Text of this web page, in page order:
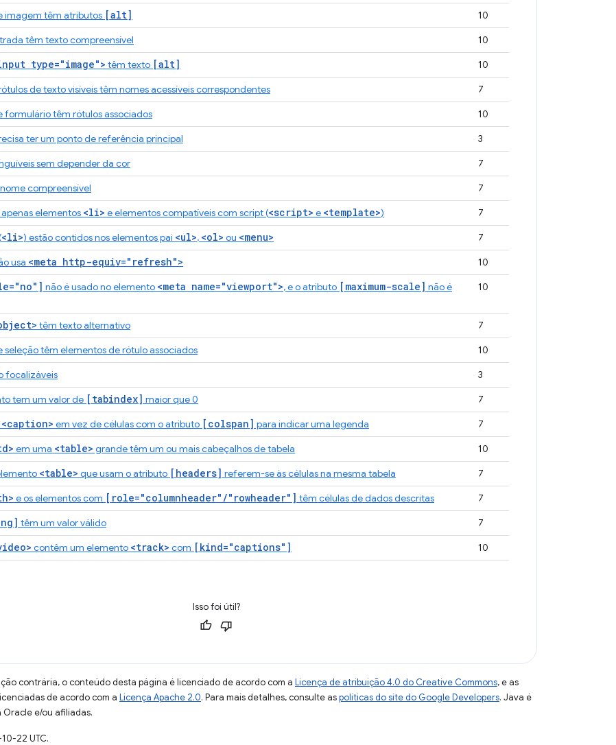
imagem têm atributos [alt]
10
têm texto compreensível
10
type="image"> têm texto [alt]
10
de texto visíveis têm nomes acessíveis correspondentes
7
formulário têm rótulos associados
10
ter um ponto de referência principal
3
sem depender da cor
7
compreensível
7
elementos <li> e elementos compatíveis com script (<script> e <template>)
7
<li>) estão contidos nos elementos pai <ul>, <ol> ou <menu>
7
usa <meta http-equiv="refresh"> 10
não é usado no elemento <meta name="viewport">, e o atributo [maximum-scale] não é
10
têm texto alternativo
7
seleção têm elementos de rótulo associados
10
focalizáveis
3
tem um valor de [tabindex] maior que 0
7
<caption> em vez de células com o atributo [colspan] para indicar uma legenda
7
em uma <table> grande têm um ou mais cabeçalhos de tabela
10
<table> que usam o atributo [headers] referem-se às células na mesma tabela
7
e os elementos com [role="columnheader"/"rowheader"] têm células de dados descritas
7
têm um valor válido
7
contêm um elemento <track> com [kind="captions"] 10
Isso foi útil?
contrária, o conteúdo desta página é licenciado de acordo com a Licença de atribuição 4.0 do Creative Commons, e as
de acordo com a Licença Apache 2.0. Para mais detalhes, consulte aspolíticas do site do Google Developers. Java é
e/ou afiliadas.
22 UTC.